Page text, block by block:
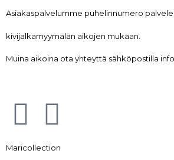
Asiakaspalvelumme puhelinnumero
kivijalkamyymälän aikojen mukaan.
Muina aikoina ota yhteyttä sähköpostilla
Maricollection